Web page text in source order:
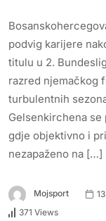
podvig karijere
titulu u 2.
razred njemačkog
turbulentnih
Gelsenkirchena
gdje objektivno i
nezapaženo na […]
Mojsport
371 Views